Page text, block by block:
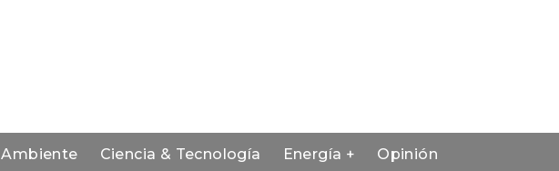
Ambiente Ciencia & Tecnología Energía + Opinión